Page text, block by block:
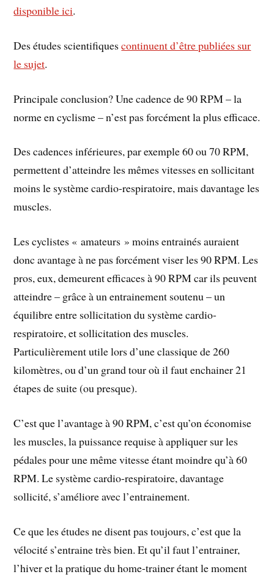
disponible ici.
Des études scientifiquescontinuent d’être publiées sur
le sujet.
Principale conclusion? Une cadence de 90 RPM – la
norme en cyclisme – n’est pas forcément la plus efficace.
Des cadences inférieures, par exemple 60 ou 70 RPM,
permettent d’atteindre les mêmes vitesses en sollicitant
moins le système cardio-respiratoire, mais davantage les
muscles.
Les cyclistes « amateurs » moins entrainés auraient
donc avantage à ne pas forcément viser les 90 RPM. Les
pros, eux, demeurent efficaces à 90 RPM car ils peuvent
atteindre – grâce à un entrainement soutenu – un
équilibre entre sollicitation du système cardio-
respiratoire, et sollicitation des muscles.
Particulièrement utile lors d’une classique de 260
kilomètres, ou d’un grand tour où il faut enchainer 21
étapes de suite (ou presque).
C’est que l’avantage à 90 RPM, c’est qu’on économise
les muscles, la puissance requise à appliquer sur les
pédales pour une même vitesse étant moindre qu’à 60
RPM. Le système cardio-respiratoire, davantage
sollicité, s’améliore avec l’entrainement.
Ce que les études ne disent pas toujours, c’est que la
vélocité s’entraine très bien. Et qu’il faut l’entrainer,
l’hiver et la pratique du home-trainer étant le moment